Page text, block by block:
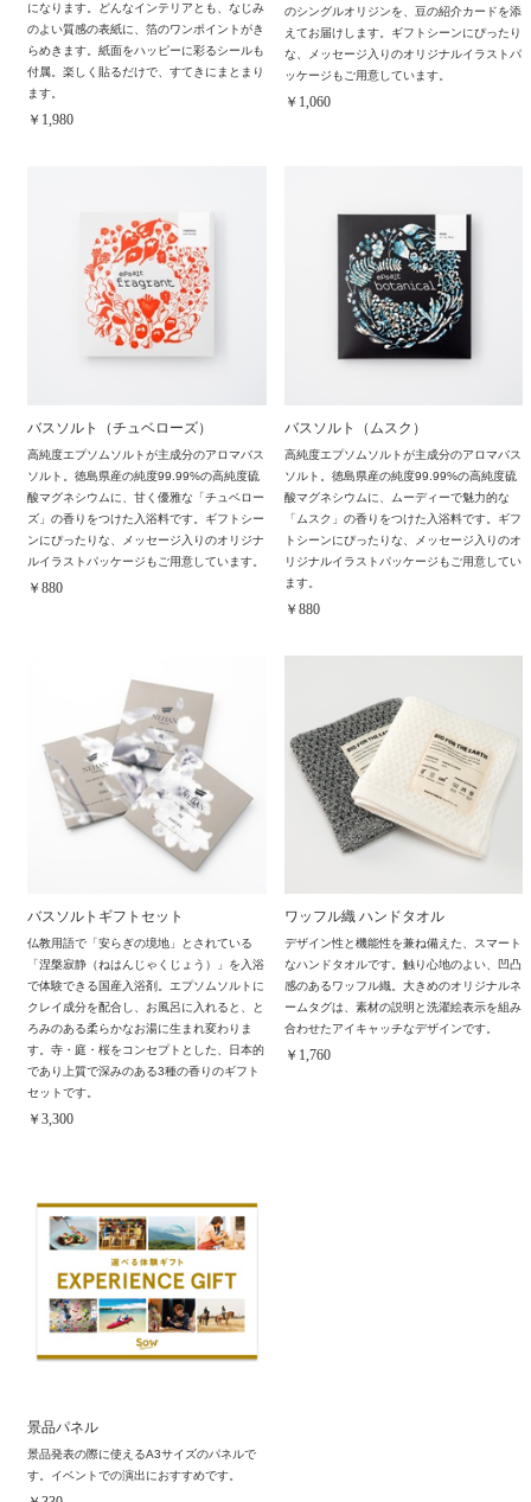
になります。どんなインテリアとも、なじみ
のよい質感の表紙に、箔のワンポイントがき
らめきます。紙面をハッピーに彩るシールも
付属。楽しく貼るだけで、すてきにまとまり
ます。
￥1,980
のシングルオリジンを、豆の紹介カードを添
えてお届けします。ギフトシーンにぴったり
な、メッセージ入りのオリジナルイラストパ
ッケージもご用意しています。
￥1,060
バスソルト（チュベローズ）
高純度エプソムソルトが主成分のアロマバス
ソルト。徳島県産の純度99.99%の高純度硫
酸マグネシウムに、甘く優雅な「チュベロー
ズ」の香りをつけた入浴料です。ギフトシー
ンにぴったりな、メッセージ入りのオリジナ
ルイラストパッケージもご用意しています。
￥880
バスソルト（ムスク）
高純度エプソムソルトが主成分のアロマバス
ソルト。徳島県産の純度99.99%の高純度硫
酸マグネシウムに、ムーディーで魅力的な
「ムスク」の香りをつけた入浴料です。ギフ
トシーンにぴったりな、メッセージ入りのオ
リジナルイラストパッケージもご用意してい
ます。
￥880
バスソルトギフトセット
仏教用語で「安らぎの境地」とされている
「涅槃寂静（ねはんじゃくじょう）」を入浴
で体験できる国産入浴剤。エプソムソルトに
クレイ成分を配合し、お風呂に入れると、と
ろみのある柔らかなお湯に生まれ変わりま
す。寺・庭・桜をコンセプトとした、日本的
であり上質で深みのある3種の香りのギフト
セットです。
￥3,300
ワッフル織 ハンドタオル
デザイン性と機能性を兼ね備えた、スマート
なハンドタオルです。触り心地のよい、凹凸
感のあるワッフル織。大きめのオリジナルネ
ームタグは、素材の説明と洗濯絵表示を組み
合わせたアイキャッチなデザインです。
￥1,760
景品パネル
景品発表の際に使えるA3サイズのパネルで
す。イベントでの演出におすすめです。